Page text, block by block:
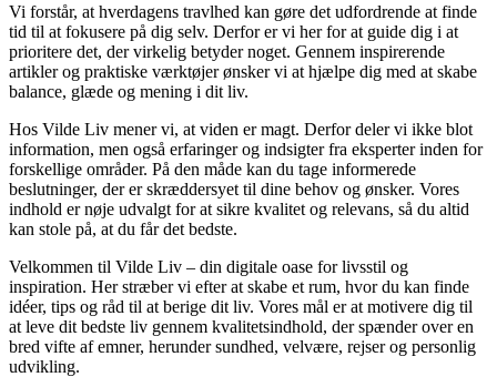
Vi forstår, at hverdagens travlhed kan gøre det udfordrende at finde
tid til at fokusere på dig selv. Derfor er vi her for at guide dig i at
prioritere det, der virkelig betyder noget. Gennem inspirerende
artikler og praktiske værktøjer ønsker vi at hjælpe dig med at skabe
balance, glæde og mening i dit liv.
Hos Vilde Liv mener vi, at viden er magt. Derfor deler vi ikke blot
information, men også erfaringer og indsigter fra eksperter inden for
forskellige områder. På den måde kan du tage informerede
beslutninger, der er skræddersyet til dine behov og ønsker. Vores
indhold er nøje udvalgt for at sikre kvalitet og relevans, så du altid
kan stole på, at du får det bedste.
Velkommen til Vilde Liv – din digitale oase for livsstil og
inspiration. Her stræber vi efter at skabe et rum, hvor du kan finde
idéer, tips og råd til at berige dit liv. Vores mål er at motivere dig til
at leve dit bedste liv gennem kvalitetsindhold, der spænder over en
bred vifte af emner, herunder sundhed, velvære, rejser og personlig
udvikling.